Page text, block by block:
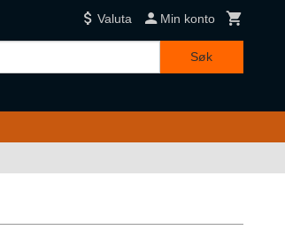
Valuta Min konto
Søk